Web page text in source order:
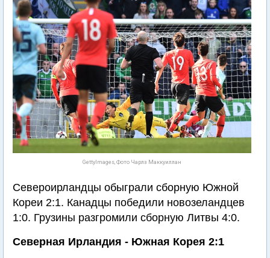
GettyImages, Фото Чарлз Маккуиллан
Североирландцы обыграли сборную Южной
Кореи 2:1. Канадцы победили новозеландцев
1:0. Грузины разгромили сборную Литвы 4:0.
Северная Ирландия - Южная Корея 2:1